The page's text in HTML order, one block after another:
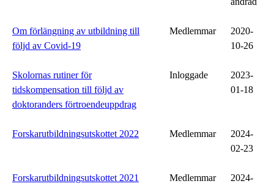
Om förlängning av utbildning till
följd av Covid-19
Medlemmar
2020-
10-26
Skolornas rutiner för
tidskompensation till följd av
doktoranders förtroendeuppdrag
Inloggade
2023-
01-18
Forskarutbildningsutskottet 2022 Medlemmar
2024-
02-23
Forskarutbildningsutskottet 2021 Medlemmar
2024-